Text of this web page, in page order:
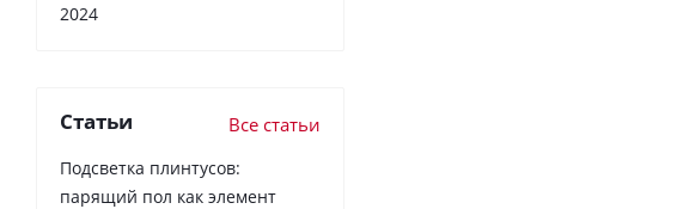
2024
Статьи Все статьи
Подсветка плинтусов:
парящий пол как элемент